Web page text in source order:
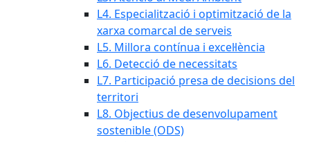
L4. Especialització i optimització de la
xarxa comarcal de serveis
L5. Millora contínua i excel·lència
L6. Detecció de necessitats
L7. Participació presa de decisions del
territori
L8. Objectius de desenvolupament
sostenible (ODS)